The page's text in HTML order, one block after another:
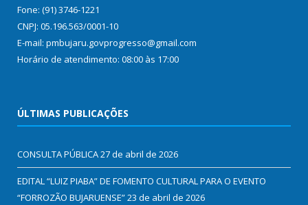
Fone: (91) 3746-1221
CNPJ: 05.196.563/0001-10
E-mail: pmbujaru.govprogresso@gmail.com
Horário de atendimento: 08:00 às 17:00
ÚLTIMAS PUBLICAÇÕES
CONSULTA PÚBLICA27 de abril de 2026
EDITAL “LUIZ PIABA” DE FOMENTO CULTURAL PARA O EVENTO
“FORROZÃO BUJARUENSE”23 de abril de 2026